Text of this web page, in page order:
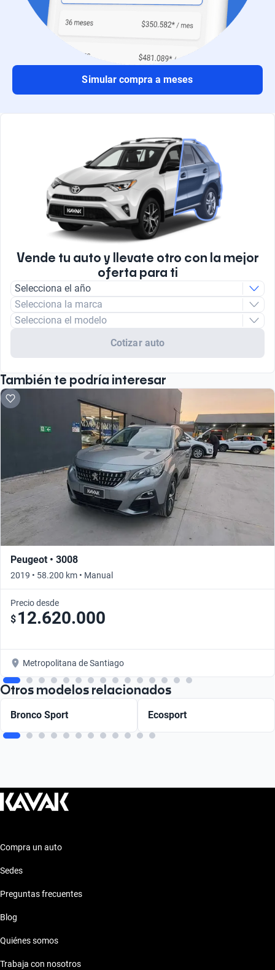
Simular compra a meses
Vende tu auto y llevate otro con la mejor
oferta para ti
Selecciona el año
Selecciona la marca
Selecciona el modelo
Cotizar auto
También te podría interesar
Peugeot • 3008
2019 • 58.200 km • Manual
Precio desde
$ 12.620.000
Metropolitana de Santiago
Otros modelos relacionados
Bronco Sport Ecosport
Compra un auto
Sedes
Preguntas frecuentes
Blog
Quiénes somos
Trabaja con nosotros